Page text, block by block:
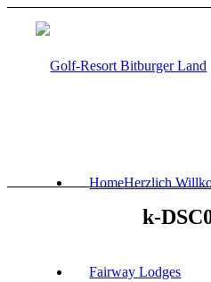
HomeHerzlich
Fairway Lodges
k-